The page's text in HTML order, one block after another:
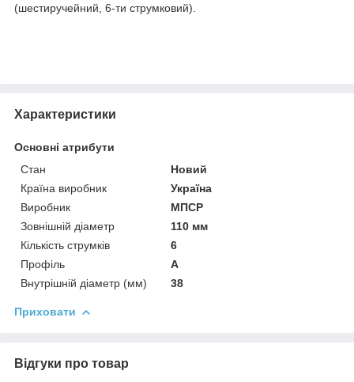
(шестиручейний, 6-ти струмковий).
Характеристики
Основні атрибути
Стан
Новий
Країна виробник
Україна
Виробник
МПСР
Зовнішній діаметр
110 мм
Кількість струмків
6
Профіль
А
Внутрішній діаметр (мм)
38
Приховати
Відгуки про товар